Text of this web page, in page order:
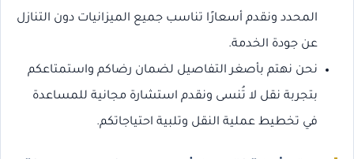
المحدد ونقدم أسعارًا تناسب جميع الميزانيات دون التنازل
عن جودة الخدمة.
نحن نهتم بأصغر التفاصيل لضمان رضاكم واستمتاعكم
بتجربة نقل لا تُنسى ونقدم استشارة مجانية للمساعدة
في تخطيط عملية النقل وتلبية احتياجاتكم.